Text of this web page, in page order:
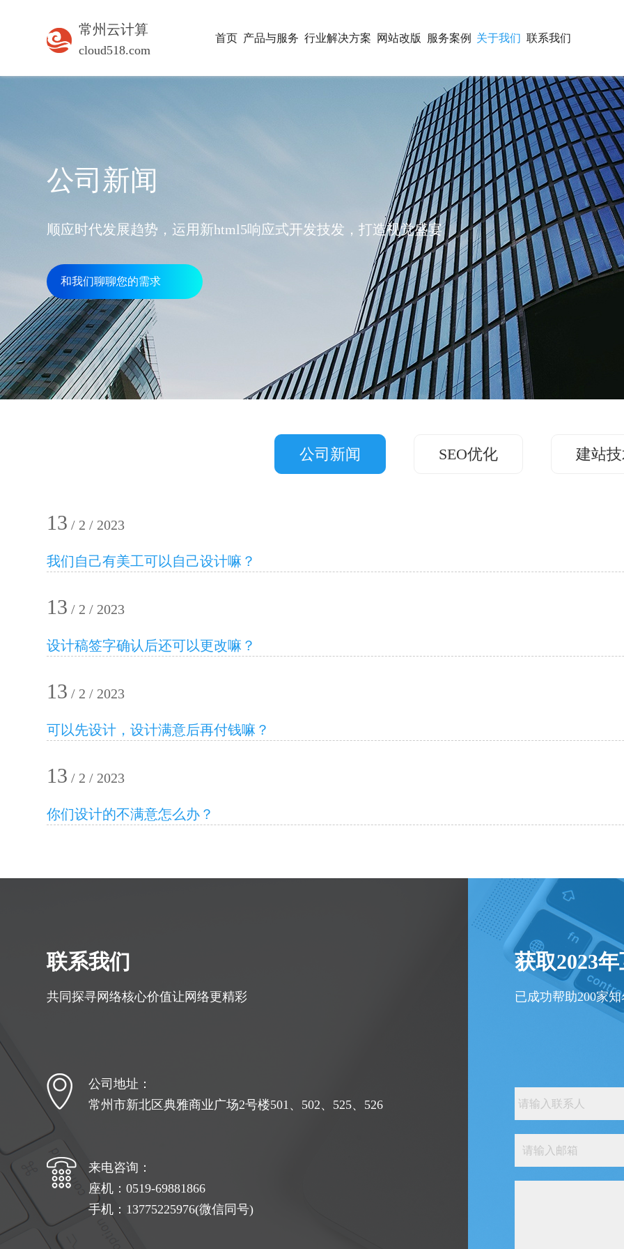
常州云计算
cloud518.com
首页 产品与服务 行业解决方案 网站改版 服务案例 关于我们 联系我们
公司新闻
顺应时代发展趋势，运用新html5响应式开发技发，打造视觉盛宴
和我们聊聊您的需求
公司新闻 SEO优化 建站
13 / 2 / 2023
我们自己有美工可以自己设计嘛？
13 / 2 / 2023
设计稿签字确认后还可以更改嘛？
13 / 2 / 2023
可以先设计，设计满意后再付钱嘛？
13 / 2 / 2023
你们设计的不满意怎么办？
联系我们
共同探寻网络核心价值让网络更精彩
公司地址：
常州市新北区典雅商业广场2号楼501、502、525、526
来电咨询：
座机：0519-69881866
手机：13775225976(微信同号)
获取2023
已成功帮助200家